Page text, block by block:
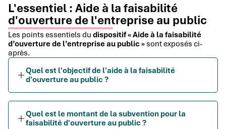
L'essentiel : Aide à la faisabilité
d'ouverture de l'entreprise au public
Les points essentiels du dispositif « Aide à la faisabilité
d’ouverture de l’entreprise au public » sont exposés ci-
après.
Quel est l'objectif de l'aide à la faisabilité
d'ouverture au public ?
Quel est le montant de la subvention pour la
faisabilité d'ouverture au public ?